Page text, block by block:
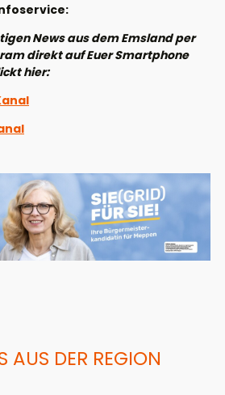
News aus dem Emsland per
direkt auf Euer Smartphone
hier:
AUS DER REGION